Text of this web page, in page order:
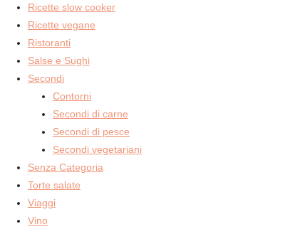
Ricette slow cooker
Ricette vegane
Ristoranti
Salse e Sughi
Secondi
Contorni
Secondi di carne
Secondi di pesce
Secondi vegetariani
Senza Categoria
Torte salate
Viaggi
Vino